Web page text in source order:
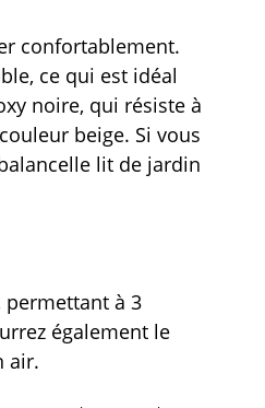
confortablement.
ce qui est idéal
noire, qui résiste à
beige. Si vous
lit de jardin
permettant à 3
également le
air.